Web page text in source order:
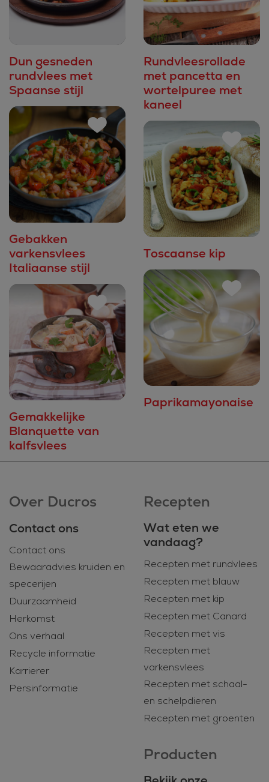
Dun gesneden
rundvlees met
Spaanse stijl
Rundvleesrollade
met pancetta en
wortelpuree met
kaneel
Gebakken
varkensvlees
Italiaanse stijl
Toscaanse kip
Paprikamayonaise
Gemakkelijke
Blanquette van
kalfsvlees
Over Ducros
Contact ons
Contact ons
Bewaaradvies kruiden en
specerijen
Duurzaamheid
Herkomst
Ons verhaal
Recycle informatie
Karrierer
Persinformatie
Recepten
Wat eten we
vandaag?
Recepten met rundvlees
Recepten met blauw
Recepten met kip
Recepten met Canard
Recepten met vis
Recepten met
varkensvlees
Recepten met schaal-
en schelpdieren
Recepten met groenten
Producten